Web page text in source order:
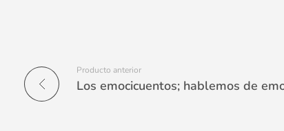
Producto anterior